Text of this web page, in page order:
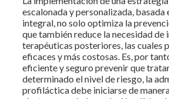
escalonada y personalizada, basada
integral, no solo optimiza la
que también reduce la necesidad de
terapéuticas posteriores, las cuales
eficaces y más costosas. Es, por
eficiente y seguro prevenir que
determinado el nivel de riesgo, la
profiláctica debe iniciarse de